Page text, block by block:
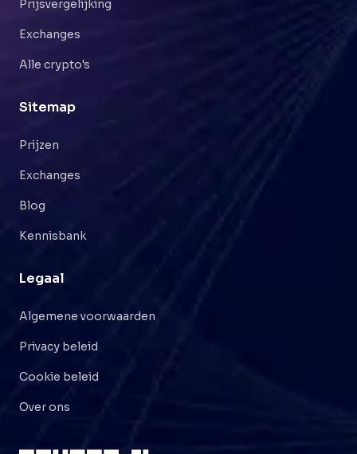
Prijsvergelijking
Exchanges
Alle crypto's
Sitemap
Prijzen
Exchanges
Blog
Kennisbank
Legaal
Algemene voorwaarden
Privacy beleid
Cookie beleid
Over ons